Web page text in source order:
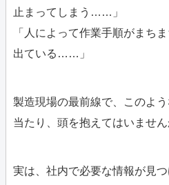
止まってしまう……」
「人によって作業手順がまち
出ている……」
製造現場の最前線で、このよ
当たり、頭を抱えてはいません
実は、社内で必要な情報が見